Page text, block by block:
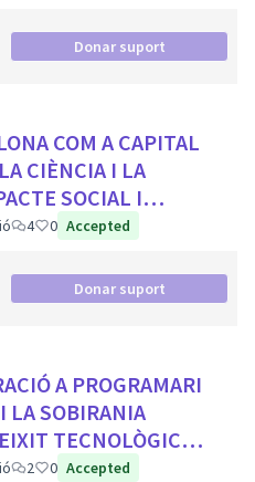
Donar suport
COM A CAPITAL
CIÈNCIA I LA
SOCIAL I
4 0 Accepted
Donar suport
A PROGRAMARI
LA SOBIRANIA
TECNOLÒGIC
2 0 Accepted